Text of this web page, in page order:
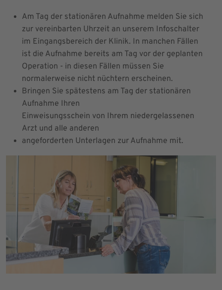
Am Tag der stationären Aufnahme melden Sie sich
zur vereinbarten Uhrzeit an unserem Infoschalter
im Eingangsbereich der Klinik. In manchen Fällen
ist die Aufnahme bereits am Tag vor der geplanten
Operation - in diesen Fällen müssen Sie
normalerweise nicht nüchtern erscheinen.
Bringen Sie spätestens am Tag der stationären
Aufnahme Ihren
Einweisungsschein von Ihrem niedergelassenen
Arzt und alle anderen
angeforderten Unterlagen zur Aufnahme mit.